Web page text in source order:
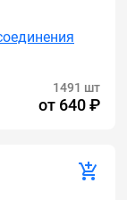
1491 шт
от 640 ₽